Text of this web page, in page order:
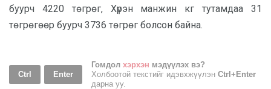
буурч 4220 төгрөг, Хүрэн манжин кг тутамдаа 31
төгрөгөөр буурч 3736 төгрөг болсон байна.
Ctrl Enter
Гомдол хэрхэн мэдүүлэх вэ?
Холбоотой текстийг идэвхжүүлэн Ctrl+Enter
дарна уу.